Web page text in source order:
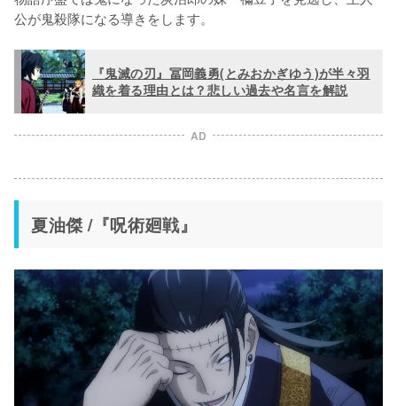
公が鬼殺隊になる導きをします。
『鬼滅の刃』冨岡義勇(とみおかぎゆう)が半々羽
織を着る理由とは？悲しい過去や名言を解説
AD
夏油傑 /『呪術廻戦』